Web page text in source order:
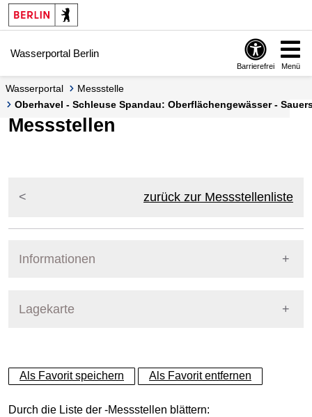
Springe zur Navigation
Springe zum Inhalt
Wasserportal Berlin
Barrierefrei Menü
Wasserportal
Messstelle
Oberhavel - Schleuse Spandau: Oberflächengewässer -
Messstellen
zurück zur Messstellenliste
Informationen
Lagekarte
+
−
Als Favorit speichern Als Favorit entfernen
Durch die Liste der -Messstellen blättern: